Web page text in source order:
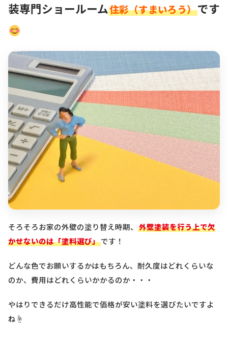
装専門ショールーム住彩（すまいろう）です
そろそろお家の外壁の塗り替え時期、 外壁塗装を行う上で欠
かせないのは「塗料選び」です！
どんな色でお願いするかはもちろん、耐久度はどれくらいな
のか、費用はどれくらいかかるのか・・・
やはりできるだけ高性能で価格が安い塗料を選びたいですよ
ね☝